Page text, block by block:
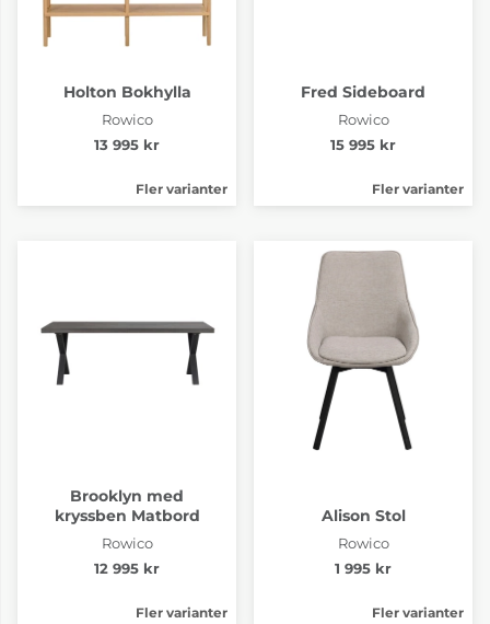
Holton Bokhylla
Rowico
13 995 kr
Fler varianter
Fred Sideboard
Rowico
15 995 kr
Fler varianter
Brooklyn med
kryssben Matbord
Rowico
12 995 kr
Fler varianter
Alison Stol
Rowico
1 995 kr
Fler varianter